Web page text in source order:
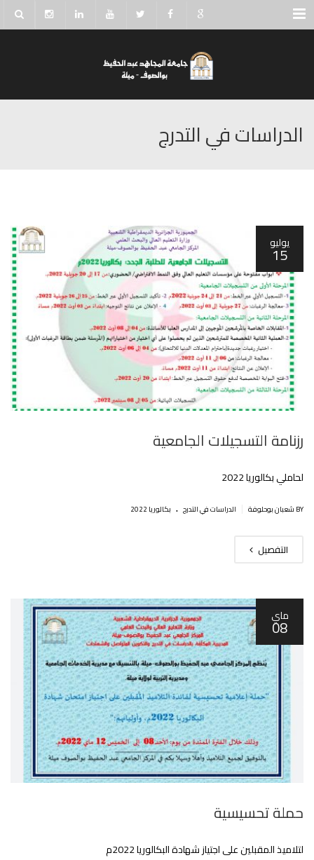
Menu
الدراسات في التدرج
يوليو
15
رزنامة التسجيلات الجامعية
لحاملي بكالوريا 2022
BY شعبان بوحلوفة الدراسات في التدرج . بكالوريا 2022
التفصيل
ماي
08
حملة تحسيسية
لتلاميذ المقبلين على اجتياز شهادة البكالوريا 2022م